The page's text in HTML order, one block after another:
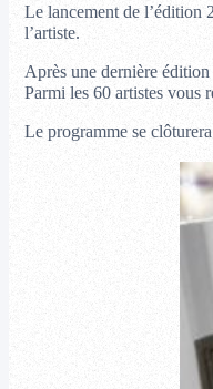
Le lancement de l’édition
l’artiste.
Après une dernière
Parmi les 60 artistes vous
Le programme se